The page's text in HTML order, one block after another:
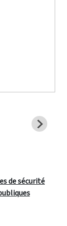
de sécurité